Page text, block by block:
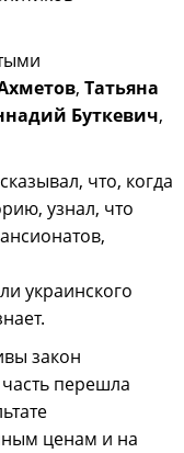
, Татьяна
Буткевич,
что, когда
узнал, что
украинского
закон
перешла
ценам и на